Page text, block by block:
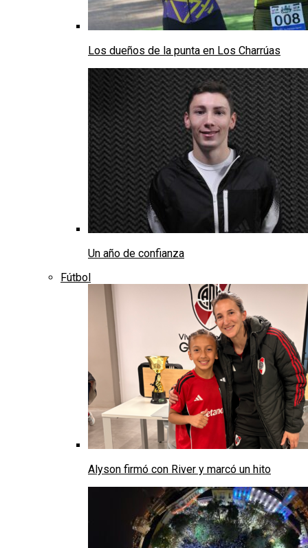
Los dueños de la punta en Los Charrúas
Un año de confianza
Fútbol
Alyson firmó con River y marcó un hito